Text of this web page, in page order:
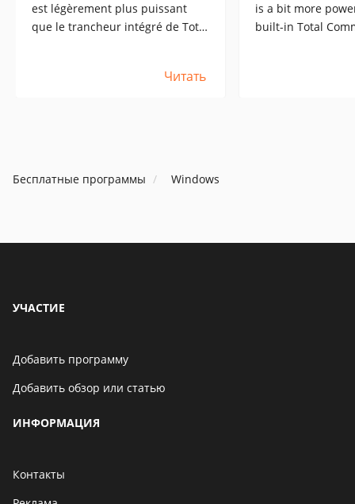
est légèrement plus puissant
que le trancheur intégré de Total
que de spécifier une taille), mais
Читать
is a bit more
built-in Total
Бесплатные программы Windows
УЧАСТИЕ
Добавить программу
Добавить обзор или статью
ИНФОРМАЦИЯ
Контакты